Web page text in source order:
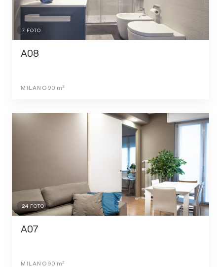
7 FOTO
A08
MILANO 90 m²
24 FOTO
A07
MILANO 90 m²